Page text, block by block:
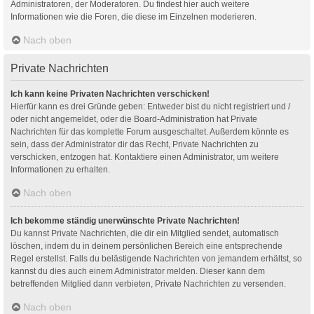
Administratoren, der Moderatoren. Du findest hier auch weitere
Informationen wie die Foren, die diese im Einzelnen moderieren.
Nach oben
Private Nachrichten
Ich kann keine Privaten Nachrichten verschicken!
Hierfür kann es drei Gründe geben: Entweder bist du nicht registriert und /
oder nicht angemeldet, oder die Board-Administration hat Private
Nachrichten für das komplette Forum ausgeschaltet. Außerdem könnte es
sein, dass der Administrator dir das Recht, Private Nachrichten zu
verschicken, entzogen hat. Kontaktiere einen Administrator, um weitere
Informationen zu erhalten.
Nach oben
Ich bekomme ständig unerwünschte Private Nachrichten!
Du kannst Private Nachrichten, die dir ein Mitglied sendet, automatisch
löschen, indem du in deinem persönlichen Bereich eine entsprechende
Regel erstellst. Falls du belästigende Nachrichten von jemandem erhältst, so
kannst du dies auch einem Administrator melden. Dieser kann dem
betreffenden Mitglied dann verbieten, Private Nachrichten zu versenden.
Nach oben